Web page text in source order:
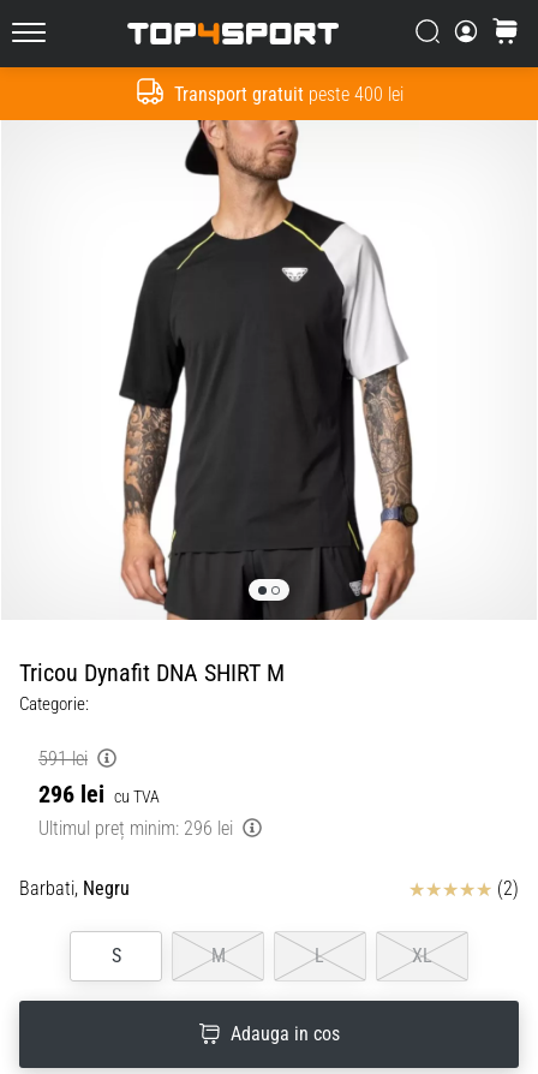
Transport gratuitpeste 400 lei
Top4Sport.ro Căutare
Cos
Tricou Dynafit DNA SHIRT M
Categorie:
591 lei
296 lei cu TVA
Ultimul preț minim: 296 lei
Barbati, Negru Review (2)
S M L XL
Adauga in cos